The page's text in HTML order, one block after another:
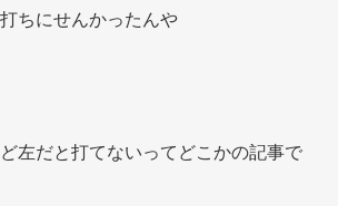
ちにせんかったんや
左だと打てないってどこかの記事で